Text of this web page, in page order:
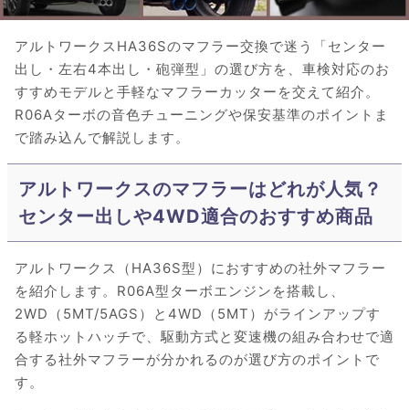
アルトワークスHA36Sのマフラー交換で迷う「センター
出し・左右4本出し・砲弾型」の選び方を、車検対応のお
すすめモデルと手軽なマフラーカッターを交えて紹介。
R06Aターボの音色チューニングや保安基準のポイントま
で踏み込んで解説します。
アルトワークスのマフラーはどれが人気？
センター出しや4WD適合のおすすめ商品
アルトワークス（HA36S型）におすすめの社外マフラー
を紹介します。R06A型ターボエンジンを搭載し、
2WD（5MT/5AGS）と4WD（5MT）がラインアップす
る軽ホットハッチで、駆動方式と変速機の組み合わせで適
合する社外マフラーが分かれるのが選び方のポイントで
す。